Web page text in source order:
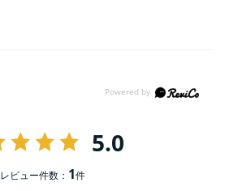
5.0
レビュー件数： 1件